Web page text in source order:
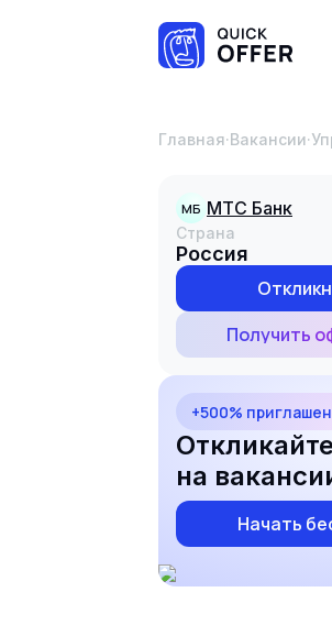
Главная·Вакансии·
МБ МТС Банк
Страна
Россия
Получить
+500%
на
Начать